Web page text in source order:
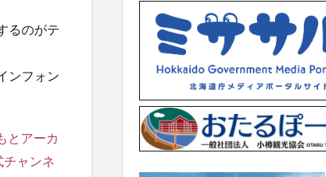
るのがテ
ンフォン
とアーカ
チャンネ